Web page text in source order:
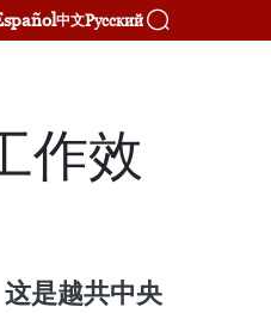
中文Русский
作效
是越共中央